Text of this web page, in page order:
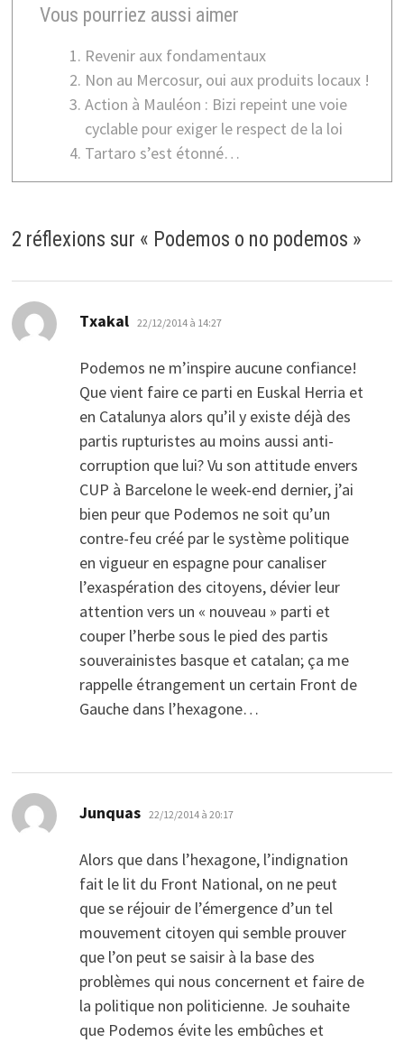
Vous pourriez aussi aimer
Revenir aux fondamentaux
Non au Mercosur, oui aux produits locaux !
Action à Mauléon : Bizi repeint une voie
cyclable pour exiger le respect de la loi
Tartaro s’est étonné…
2 réflexions sur « Podemos o no podemos »
Txakal dit :
22/12/2014 à 14:27
Podemos ne m’inspire aucune confiance!
Que vient faire ce parti en Euskal Herria et
en Catalunya alors qu’il y existe déjà des
partis rupturistes au moins aussi anti-
corruption que lui? Vu son attitude envers
CUP à Barcelone le week-end dernier, j’ai
bien peur que Podemos ne soit qu’un
contre-feu créé par le système politique
en vigueur en espagne pour canaliser
l’exaspération des citoyens, dévier leur
attention vers un « nouveau » parti et
couper l’herbe sous le pied des partis
souverainistes basque et catalan; ça me
rappelle étrangement un certain Front de
Gauche dans l’hexagone…
Junquas dit :
22/12/2014 à 20:17
Alors que dans l’hexagone, l’indignation
fait le lit du Front National, on ne peut
que se réjouir de l’émergence d’un tel
mouvement citoyen qui semble prouver
que l’on peut se saisir à la base des
problèmes qui nous concernent et faire de
la politique non politicienne. Je souhaite
que Podemos évite les embûches et